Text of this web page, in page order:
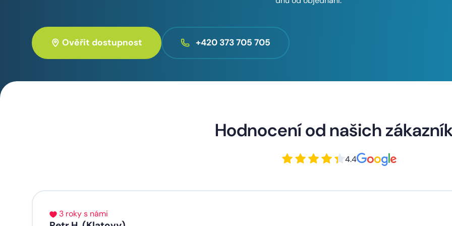
Ověřit dostupnost +420 373 705 705
Hodnocení od našich
4.4
3 roky s námi